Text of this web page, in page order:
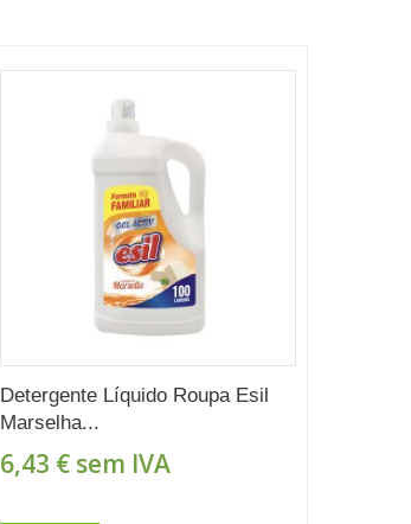
Detergente Líquido Roupa Esil
Marselha...
6,43 €sem IVA